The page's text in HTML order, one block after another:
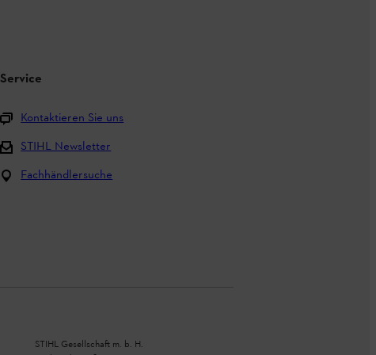
Service
Kontaktieren Sie uns
STIHL Newsletter
Fachhändlersuche
STIHL Gesellschaft m. b. H.